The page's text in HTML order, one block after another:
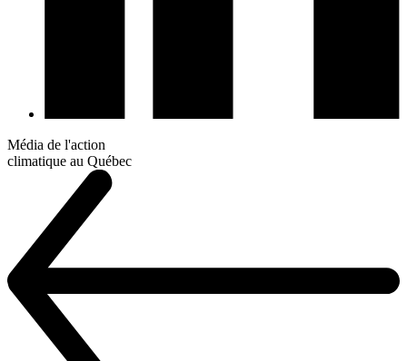
Média de l'action
climatique au Québec